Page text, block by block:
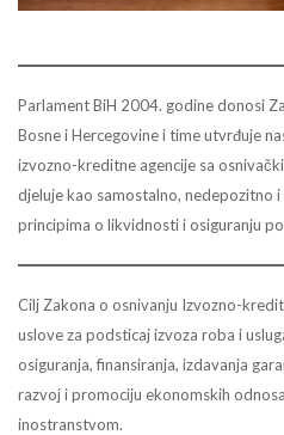
Parlament BiH 2004. godine donosi
Bosne i Hercegovine i time utvrđuje
izvozno-kreditne agencije sa
djeluje kao samostalno, nedepozitno
principima o likvidnosti i osiguranju
Cilj Zakona o osnivanju Izvozno-
uslove za podsticaj izvoza roba i
osiguranja, finansiranja, izdavanja
razvoj i promociju ekonomskih
inostranstvom.